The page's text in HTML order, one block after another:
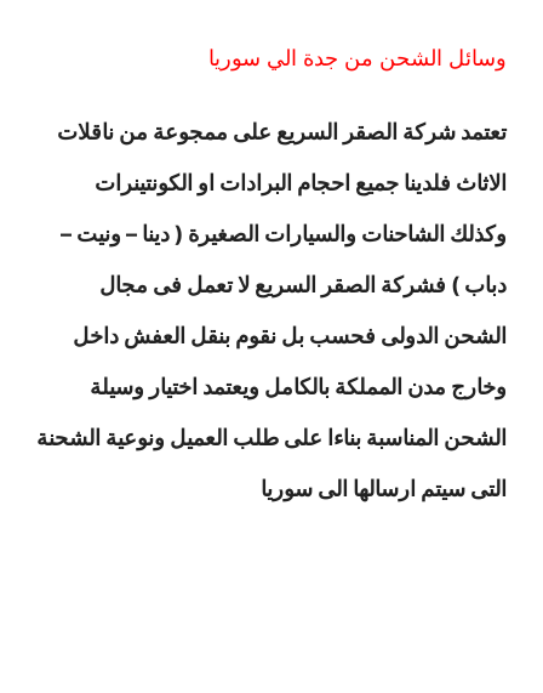
وسائل الشحن من جدة الي سوريا
تعتمد شركة الصقر السريع على ممجوعة من ناقلات
الاثاث فلدينا جميع احجام البرادات او الكونتينرات
وكذلك الشاحنات والسيارات الصغيرة ( دينا – ونيت –
دباب ) فشركة الصقر السريع لا تعمل فى مجال
الشحن الدولى فحسب بل نقوم بنقل العفش داخل
وخارج مدن المملكة بالكامل ويعتمد اختيار وسيلة
الشحن المناسبة بناءا على طلب العميل ونوعية الشحنة
التى سيتم ارسالها الى سوريا